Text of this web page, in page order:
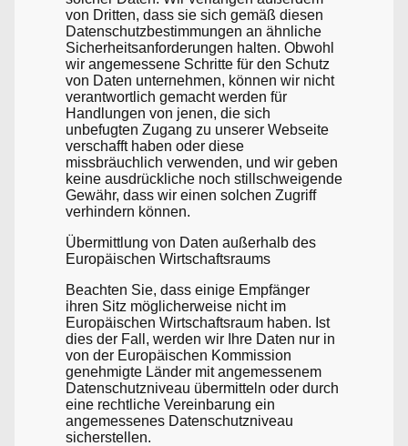
von Dritten, dass sie sich gemäß diesen
Datenschutzbestimmungen an ähnliche
Sicherheitsanforderungen halten. Obwohl
wir angemessene Schritte für den Schutz
von Daten unternehmen, können wir nicht
verantwortlich gemacht werden für
Handlungen von jenen, die sich
unbefugten Zugang zu unserer Webseite
verschafft haben oder diese
missbräuchlich verwenden, und wir geben
keine ausdrückliche noch stillschweigende
Gewähr, dass wir einen solchen Zugriff
verhindern können.
Übermittlung von Daten außerhalb des
Europäischen Wirtschaftsraums
Beachten Sie, dass einige Empfänger
ihren Sitz möglicherweise nicht im
Europäischen Wirtschaftsraum haben. Ist
dies der Fall, werden wir Ihre Daten nur in
von der Europäischen Kommission
genehmigte Länder mit angemessenem
Datenschutzniveau übermitteln oder durch
eine rechtliche Vereinbarung ein
angemessenes Datenschutzniveau
sicherstellen.